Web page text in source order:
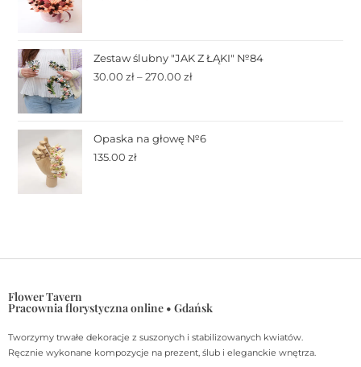
Zestaw ślubny "JAK Z ŁĄKI" №84
30.00zł – 270.00zł
Opaska na głowę №6
135.00zł
Flower Tavern
Pracownia florystyczna online • Gdańsk
Tworzymy trwałe dekoracje z suszonych i stabilizowanych kwiatów.
Ręcznie wykonane kompozycje na prezent, ślub i eleganckie wnętrza.